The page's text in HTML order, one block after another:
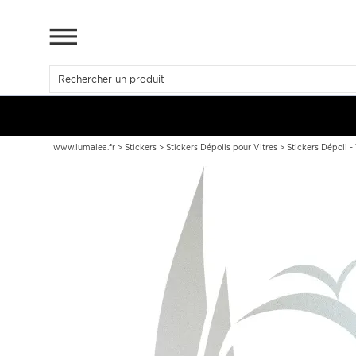
www.lumalea.fr >Stickers >Stickers Dépolis pour Vitres >Stickers Dépoli -